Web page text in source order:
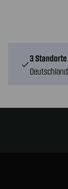
check
3 Standorte
Deutschland